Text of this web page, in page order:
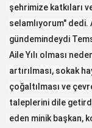
şehrimize katkıları
selamlıyorum" dedi.
gündemindeydi
Aile Yılı olması
artırılması, sokak
çoğaltılması ve
taleplerini dile
eden minik başkan,